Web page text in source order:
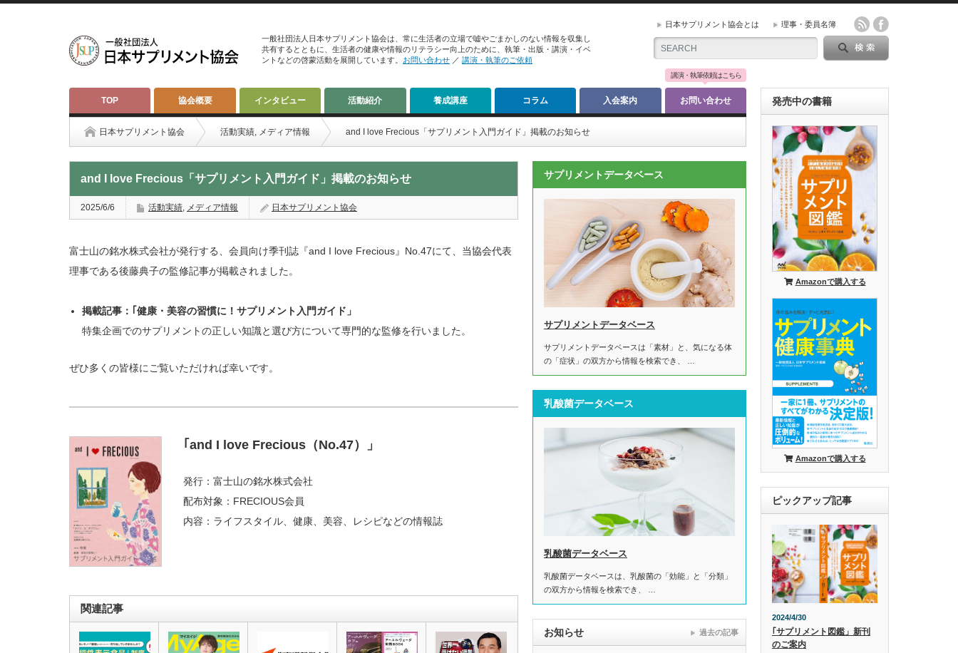
日本サプリメント協会とは
理事・委員名簿
一般社団法人日本サプリメント協会は、常に生活者の立場で嘘やごまかしのない情報を収集し
共有するとともに、生活者の健康や情報のリテラシー向上のために、執筆・出版・講演・イベ
ントなどの啓蒙活動を展開しています。 お問い合わせ ／ 講演・執筆のご依頼
講演・執筆依頼はこちら
TOP 協会概要 インタビュー 活動紹介 養成講座 コラム 入会案内 お問い合わせ
日本サプリメント協会 活動実績, メディア情報 and I love Frecious「サプリメント入門ガイド」掲載のお知らせ
and I love Frecious「サプリメント入門ガイド」掲載のお知らせ
2025/6/6 活動実績, メディア情報 日本サプリメント協会
富士山の銘水株式会社が発行する、会員向け季刊誌『and I love Frecious』No.47にて、当協会代表
理事である後藤典子の監修記事が掲載されました。
掲載記事：｢健康・美容の習慣に！サプリメント入門ガイド」
特集企画でのサプリメントの正しい知識と選び方について専門的な監修を行いました。
ぜひ多くの皆様にご覧いただければ幸いです。
｢and I love Frecious（No.47）」
発行：富士山の銘水株式会社
配布対象：FRECIOUS会員
内容：ライフスタイル、健康、美容、レシピなどの情報誌
関連記事
サプリメントデータベース
サプリメントデータベース
サプリメントデータベースは「素材」と、気になる体
の「症状」の双方から情報を検索でき、 …
乳酸菌データベース
乳酸菌データベース
乳酸菌データベースは、乳酸菌の「効能」と「分類」
の双方から情報を検索でき、 …
お知らせ 過去の記事
発売中の書籍
Amazonで購入する
Amazonで購入する
ピックアップ記事
2024/4/30
｢サプリメント図鑑」新刊
のご案内